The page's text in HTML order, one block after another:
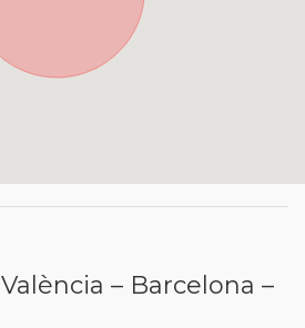
València – Barcelona –